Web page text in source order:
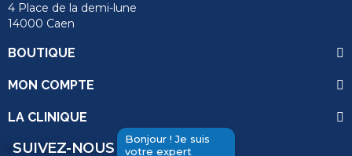
Bonjour ! Je suis
votre expert
4 Place de la demi-lune
14000 Caen
BOUTIQUE
MON COMPTE
LA CLINIQUE
SUIVEZ-NOUS